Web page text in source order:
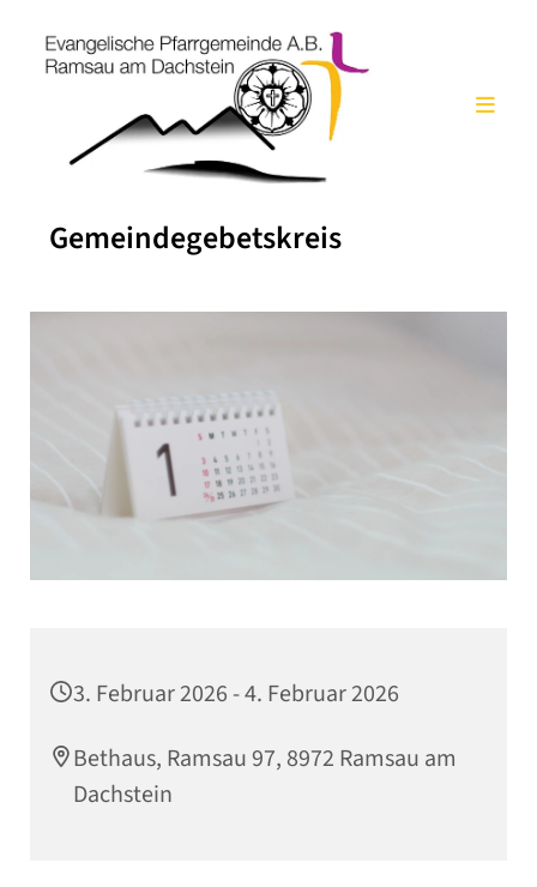
Gemeindegebetskreis
3. Februar 2026 - 4. Februar 2026
Bethaus, Ramsau 97, 8972 Ramsau am
Dachstein